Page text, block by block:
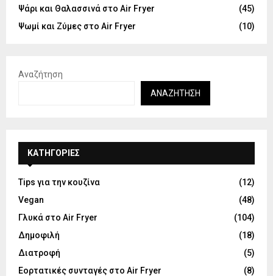
Ψάρι και Θαλασσινά στο Air Fryer
(45)
Ψωμί και Ζύμες στο Air Fryer
(10)
Αναζήτηση
ΑΝΑΖΉΤΗΣΗ
KΑΤΗΓΟΡΊΕΣ
Tips για την κουζίνα
(12)
Vegan
(48)
Γλυκά στο Air Fryer
(104)
Δημοφιλή
(18)
Διατροφή
(5)
Εορτατικές συνταγές στο Air Fryer
(8)